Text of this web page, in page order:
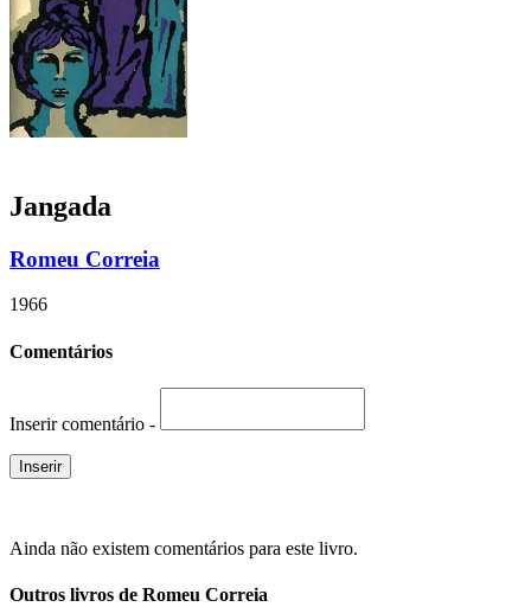
Jangada
Romeu Correia
1966
Comentários
Inserir comentário -
Ainda não existem comentários para este livro.
Outros livros de Romeu Correia